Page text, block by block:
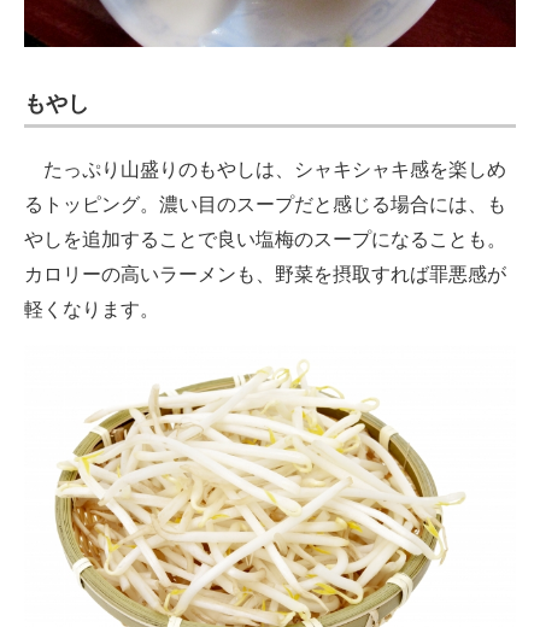
もやし
たっぷり山盛りのもやしは、シャキシャキ感を楽しめ
るトッピング。濃い目のスープだと感じる場合には、も
やしを追加することで良い塩梅のスープになることも。
カロリーの高いラーメンも、野菜を摂取すれば罪悪感が
軽くなります。